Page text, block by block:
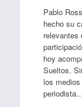
Pablo
hecho su
relevantes
hoy
Sueltos.
los